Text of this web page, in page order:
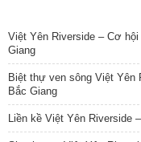
Việt Yên Riverside – Cơ
Giang
Biệt thự ven sông Việt
Bắc Giang
Liền kề Việt Yên Riverside